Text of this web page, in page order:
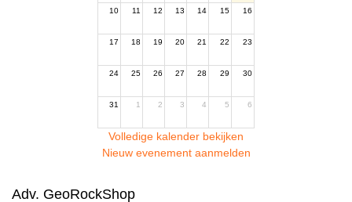
10 11 12 13 14 15 16
17 18 19 20 21 22 23
24 25 26 27 28 29 30
31 1 2 3 4 5 6
Volledige kalender bekijken
Nieuw evenement aanmelden
Adv. GeoRockShop